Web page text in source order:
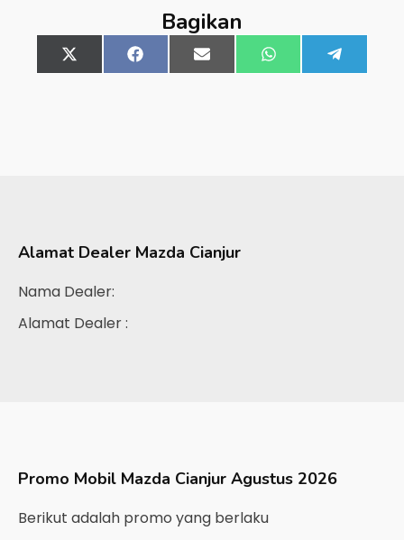
Bagikan
Share
on
X
(Twitter)
Share
on
FacebookShare
on
Email Share
on
WhatsApp
on
Alamat Dealer Mazda Cianjur
Nama Dealer:
Alamat Dealer :
Promo Mobil Mazda Cianjur Agustus 2026
Berikut adalah promo yang berlaku